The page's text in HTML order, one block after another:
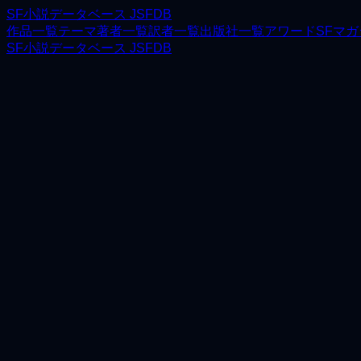
SF小説データベース JSFDB
作品一覧テーマ著者一覧訳者一覧出版社一覧アワードSFマガ
SF小説データベース JSFDB